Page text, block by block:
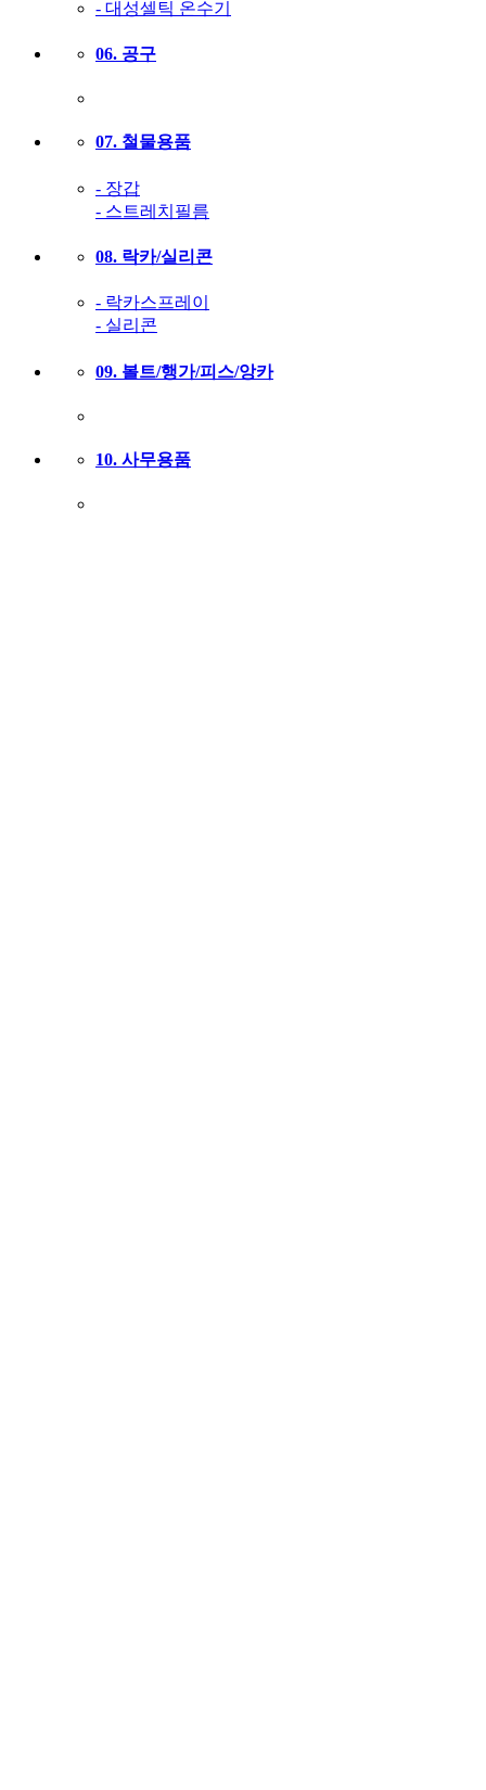
- 대성셀틱 온수기
06. 공구
07. 철물용품
- 장갑
- 스트레치필름
08. 락카/실리콘
- 락카스프레이
- 실리콘
09. 볼트/행가/피스/앙카
10. 사무용품